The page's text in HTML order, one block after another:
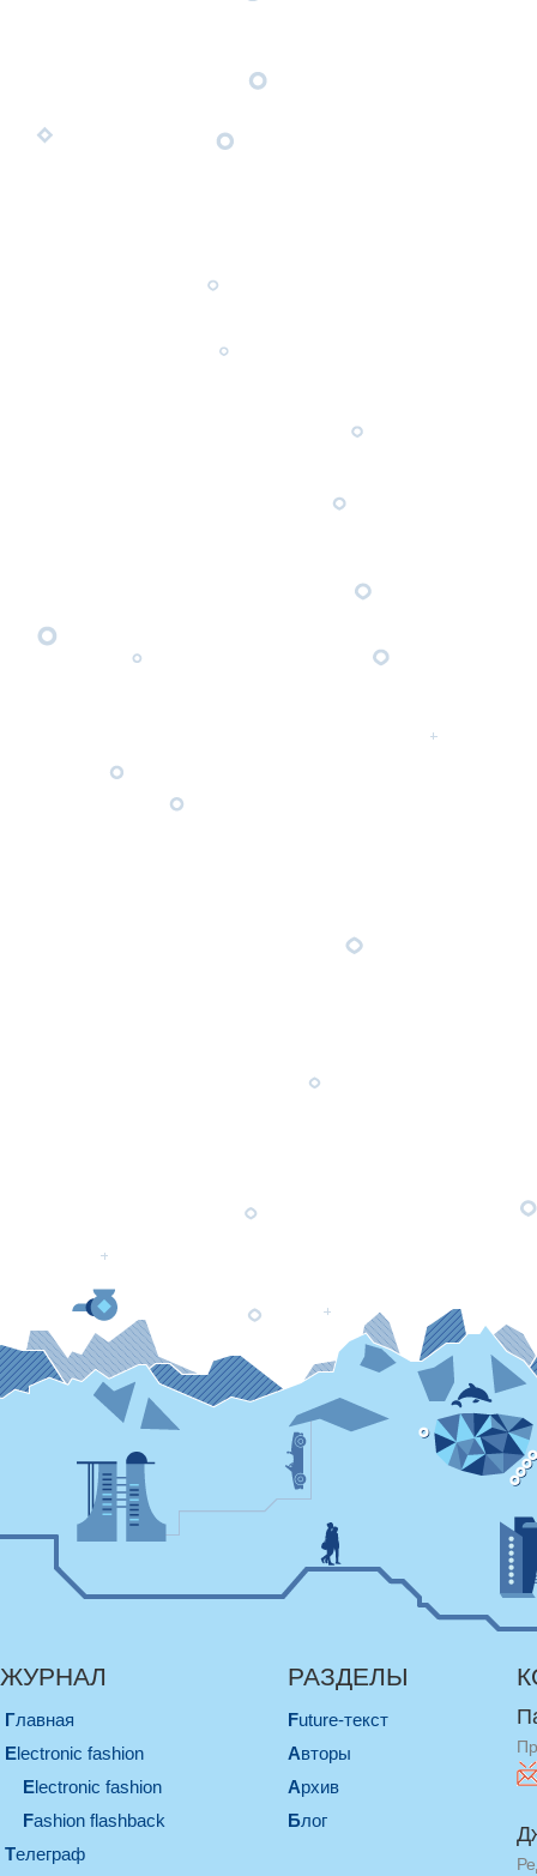
ЖУРНАЛ
Главная
electronic fashion
electronic fashion
Fashion flashback
телеграф
РАЗДЕЛЫ
Future-текст
Авторы
Архив
Блог